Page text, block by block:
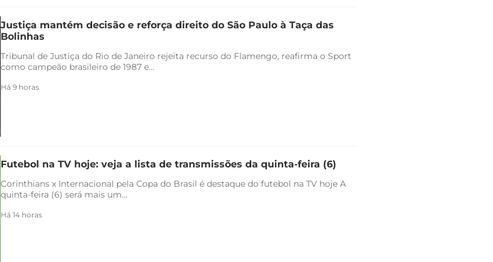
Justiça mantém decisão e reforça direito do São Paulo à Taça das
Bolinhas
Tribunal de Justiça do Rio de Janeiro rejeita recurso do Flamengo, reafirma o Sport
como campeão brasileiro de 1987 e...
Há 9 horas
Futebol na TV hoje: veja a lista de transmissões da quinta-feira (6)
Corinthians x Internacional pela Copa do Brasil é destaque do futebol na TV hoje A
quinta-feira (6) será mais um...
Há 14 horas